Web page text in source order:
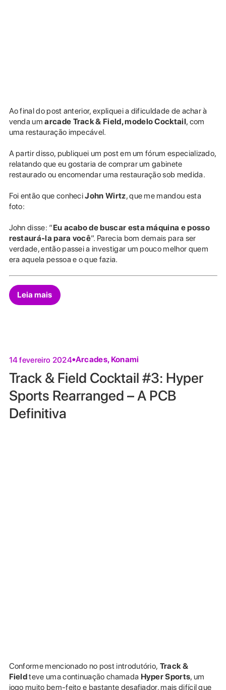
Ao final do post anterior, expliquei a dificuldade de achar à
venda umarcade Track & Field, modelo Cocktail, com
uma restauração impecável.
A partir disso, publiquei um post em um fórum especializado,
relatando que eu gostaria de comprar um gabinete
restaurado ou encomendar uma restauração sob medida.
Foi então que conheciJohn Wirtz, que me mandou esta
foto:
John disse: “Eu acabo de buscar esta máquina e posso
restaurá-la para você”. Parecia bom demais para ser
verdade, então passei a investigar um pouco melhor quem
era aquela pessoa e o que fazia.
Leia mais
14 fevereiro 2024 Arcades, Konami
Track & Field Cocktail #3: Hyper
Sports Rearranged – A PCB
Definitiva
Conforme mencionado no post introdutório, Track &
Fieldteve uma continuação chamada Hyper Sports, um
jogo muito bem-feito e bastante desafiador, mais difícil que